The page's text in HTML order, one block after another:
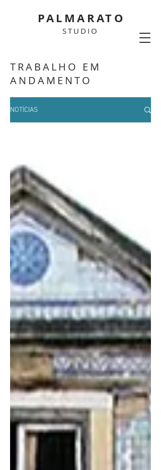
STUDIO
PALMARATO
TRABALHO EM
ANDAMENTO
NOTÍCIAS